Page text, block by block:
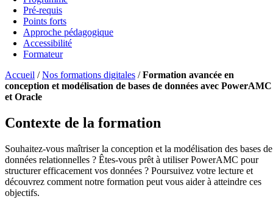
Pré-requis
Points forts
Approche pédagogique
Accessibilité
Formateur
Accueil /Nos formations digitales /Formation avancée en
conception et modélisation de bases de données avec PowerAMC
et Oracle
Contexte de la formation
Souhaitez-vous maîtriser la conception et la modélisation des bases de
données relationnelles ? Êtes-vous prêt à utiliser PowerAMC pour
structurer efficacement vos données ? Poursuivez votre lecture et
découvrez comment notre formation peut vous aider à atteindre ces
objectifs.